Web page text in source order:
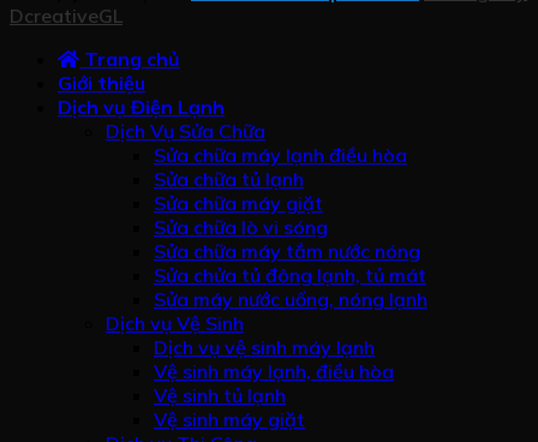
DcreativeGL
Trang chủ
Giới thiệu
Dịch vụ Điện Lạnh
Dịch Vụ Sửa Chữa
Sửa chữa máy lạnh điều hòa
Sửa chữa tủ lạnh
Sửa chữa máy giặt
Sửa chữa lò vi sóng
Sửa chữa máy tắm nước nóng
Sửa chửa tủ đông lạnh, tủ mát
Sửa máy nước uống, nóng lạnh
Dịch vụ Vệ Sinh
Dịch vụ vệ sinh máy lạnh
Vệ sinh máy lạnh, điều hòa
Vệ sinh tủ lạnh
Vệ sinh máy giặt